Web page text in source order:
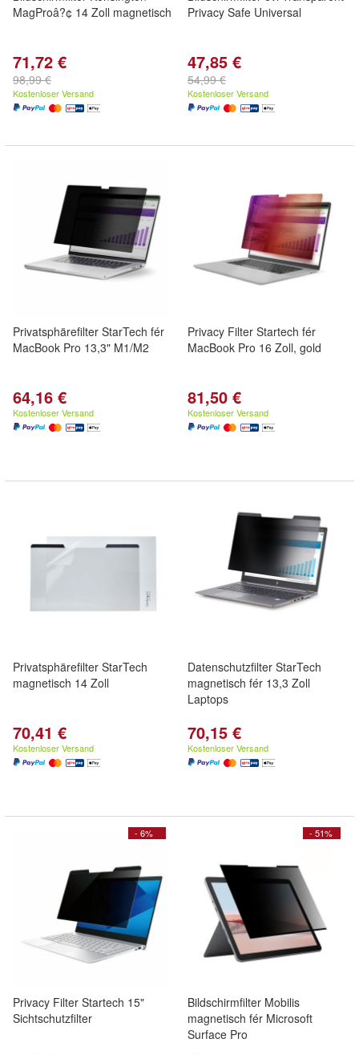
MagProâ?¢ 14 Zoll magnetisch
71,72 €
98,99 €
Kostenloser Versand
Privacy Safe Universal
47,85 €
54,99 €
Kostenloser Versand
Privatsphärefilter StarTech fér
MacBook Pro 13,3" M1/M2
64,16 €
Kostenloser Versand
Privacy Filter Startech fér
MacBook Pro 16 Zoll, gold
81,50 €
Kostenloser Versand
Privatsphärefilter StarTech
magnetisch 14 Zoll
70,41 €
Kostenloser Versand
Datenschutzfilter StarTech
magnetisch fér 13,3 Zoll
Laptops
70,15 €
Kostenloser Versand
- 6%
Privacy Filter Startech 15"
Sichtschutzfilter
- 51%
Bildschirmfilter Mobilis
magnetisch fér Microsoft
Surface Pro